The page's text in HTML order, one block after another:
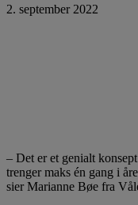
2. september 2022
– Det er et genialt
trenger maks én gang i
sier Marianne Bøe fra